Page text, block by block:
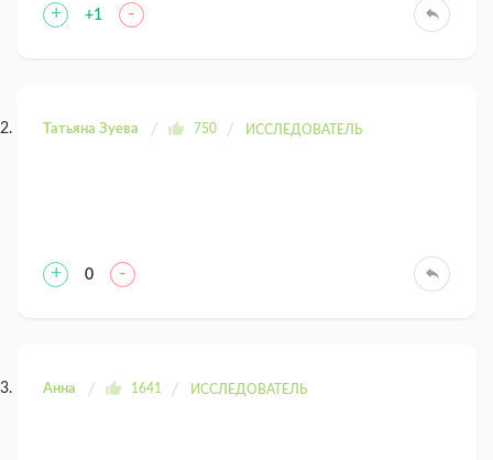
+ +1 -
Татьяна Зуева 750 ИССЛЕДОВАТЕЛЬ
+ 0 -
Анна 1641 ИССЛЕДОВАТЕЛЬ